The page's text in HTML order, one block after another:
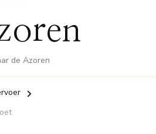
de Azoren